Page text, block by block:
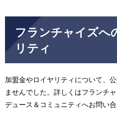
フランチャイズへ
リティ
加盟金やロイヤリティについて、
ませんでした。詳しくはフランチ
デュース＆コミュニティへお問い合